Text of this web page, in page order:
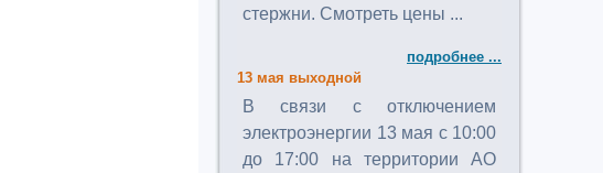
стержни. Смотреть цены ...
подробнее ...
13 мая выходной
В связи с отключением
электроэнергии 13 мая с 10:00
до 17:00 на территории АО